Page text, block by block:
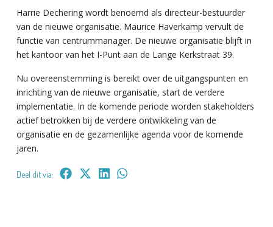
Harrie Dechering wordt benoemd als directeur-bestuurder
van de nieuwe organisatie. Maurice Haverkamp vervult de
functie van centrummanager. De nieuwe organisatie blijft in
het kantoor van het I-Punt aan de Lange Kerkstraat 39.
Nu overeenstemming is bereikt over de uitgangspunten en
inrichting van de nieuwe organisatie, start de verdere
implementatie. In de komende periode worden stakeholders
actief betrokken bij de verdere ontwikkeling van de
organisatie en de gezamenlijke agenda voor de komende
jaren.
Deel dit via: